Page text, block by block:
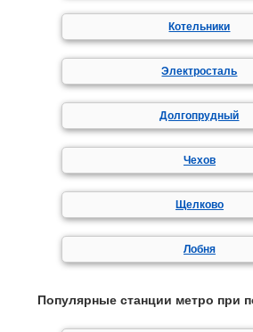
Котельники
Электросталь
Долгопрудный
Чехов
Щелково
Лобня
Популярные станции метро при